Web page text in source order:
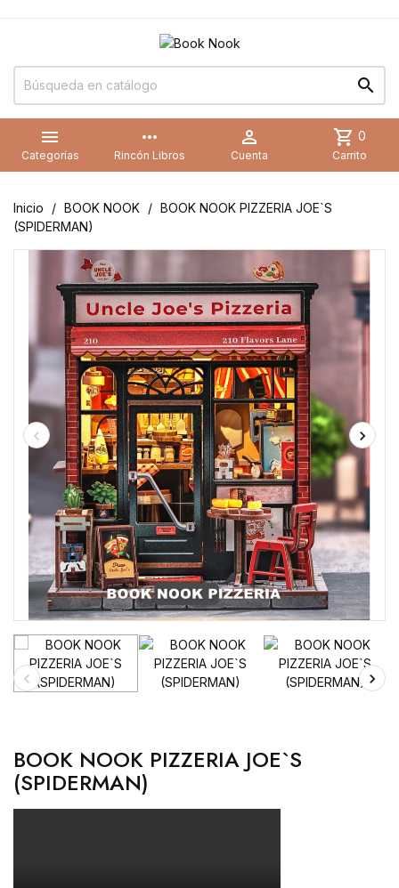


Categorías
more_horiz
Rincón Libros

Cuenta
shopping_cart 0
Carrito
Inicio BOOK NOOK
BOOK NOOK PIZZERIA JOE`S
(SPIDERMAN)
BOOK NOOK PIZZERIA JOE`S
(SPIDERMAN)